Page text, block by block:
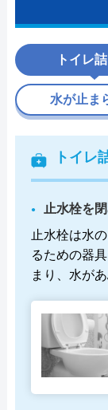
トイレ
トイレ
止水栓を
止水栓は水
るための器
まり、水が
水が止ま